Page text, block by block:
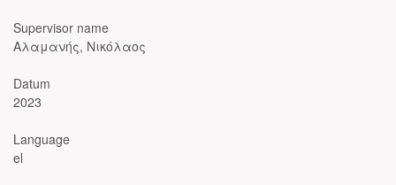
Supervisor name
Αλαμανής, Νικόλαος
Datum
2023
Language
el